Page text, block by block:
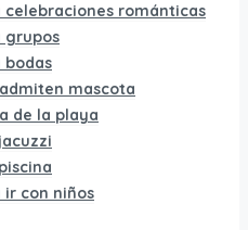
celebraciones románticas
grupos
bodas
mascota
de la playa
ir con niños